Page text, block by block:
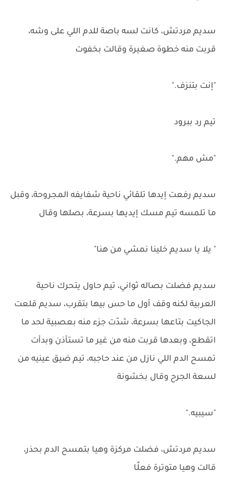
سديم مردتش، كانت لسه باصة للدم اللي على وشه،
قربت منه خطوة صغيرة وقالت بخفوت
"إنت بتنزف."
تيم رد ببرود
"مش مهم."
سديم رفعت إيدها تلقائي ناحية شفايفه المجروحة، وقبل
ما تلمسه تيم مسك إيديها بسرعة، بصلها وقال
" يلا يا سديم خلينا نمشي من هنا"
سديم فضلت بصاله ثواني، تيم حاول يتحرك ناحية
العربية لكنه وقف أول ما حس بيها بتقرب، سديم قلعت
الجاكيت بتاعها بسرعة، شدّت جزء منه بعصبية لحد ما
اتقطع، وبعدها قربت منه من غير ما تستأذن وبدأت
تمسح الدم اللي نازل من عند حاجبه، تيم ضيق عينيه من
لسعة الجرح وقال بخشونة
"سيبيه."
سديم مردتش، فضلت مركزة وهيا بتمسح الدم بحذر،
قالت وهيا متوترة فعلًا